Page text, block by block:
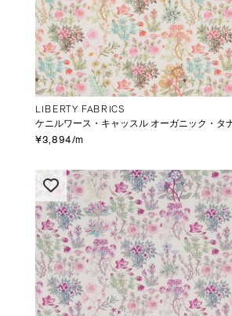
LIBERTY FABRICS
ケニルワース・キャッスル オーガニック・タ
¥3,894/m